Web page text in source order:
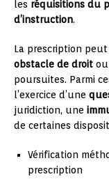
les réquisitions du
d’instruction.
La prescription
obstacle de droit
poursuites. Parmi
l’exercice d’une
juridiction, une
de certaines
Vérification
prescription